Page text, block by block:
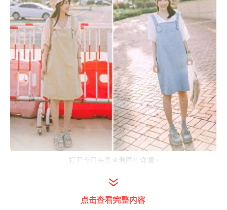
打开今日头条查看图片详情
一、服装上符号的含义
点击查看完整内容